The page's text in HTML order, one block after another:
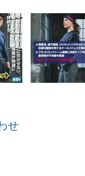
せ